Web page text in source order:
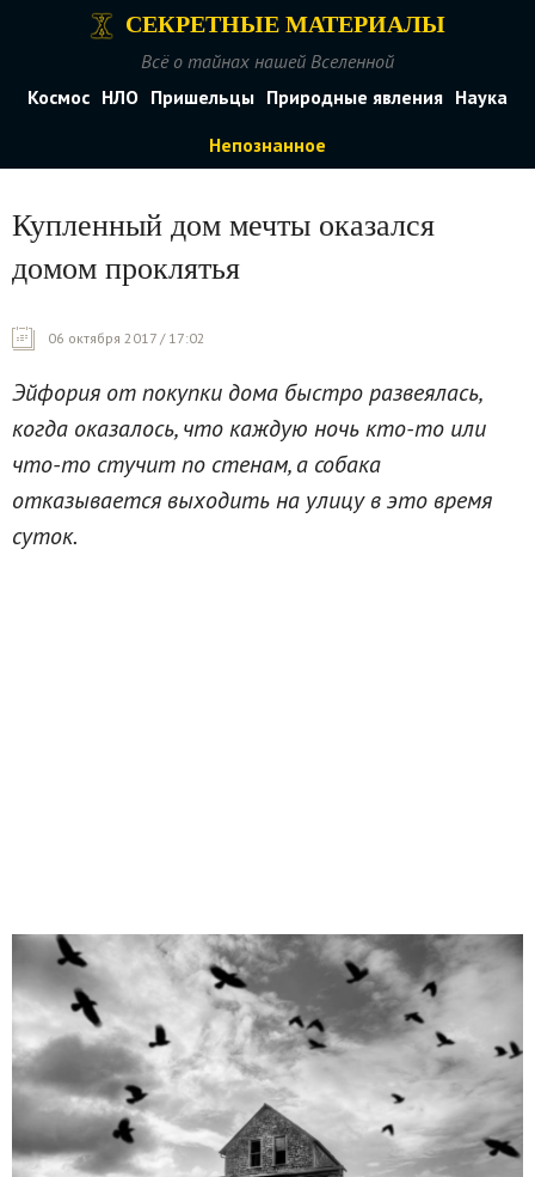
СЕКРЕТНЫЕ МАТЕРИАЛЫ
Всё о тайнах нашей Вселенной
Космос НЛО Пришельцы Природные явления Наука
Непознанное
Купленный дом мечты оказался
домом проклятья
06 октября 2017 / 17:02
Эйфория от покупки дома быстро развеялась,
когда оказалось, что каждую ночь кто-то или
что-то стучит по стенам, а собака
отказывается выходить на улицу в это время
суток.